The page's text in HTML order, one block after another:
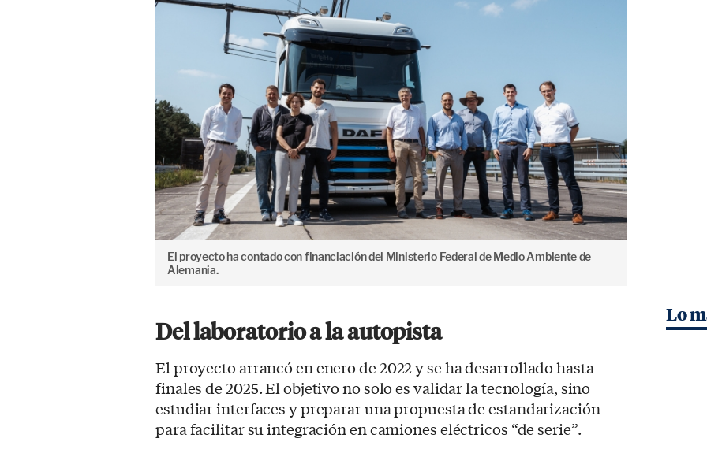
El proyecto ha contado con financiación del Ministerio Federal de Medio Ambiente de
Alemania.
Del laboratorio a la autopista
El proyecto arrancó en enero de 2022 y se ha desarrollado hasta
finales de 2025. El objetivo no solo es validar la tecnología, sino
estudiar interfaces y preparar una propuesta de estandarización
para facilitar su integración en camiones eléctricos “de serie”.
Lo